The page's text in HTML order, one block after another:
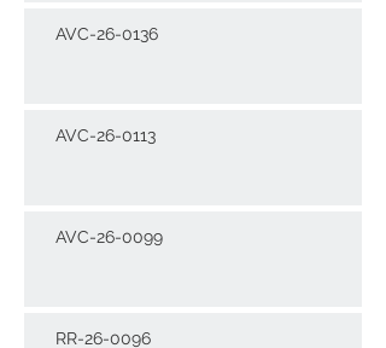
AVC-26-0136
AVC-26-0113
AVC-26-0099
RR-26-0096